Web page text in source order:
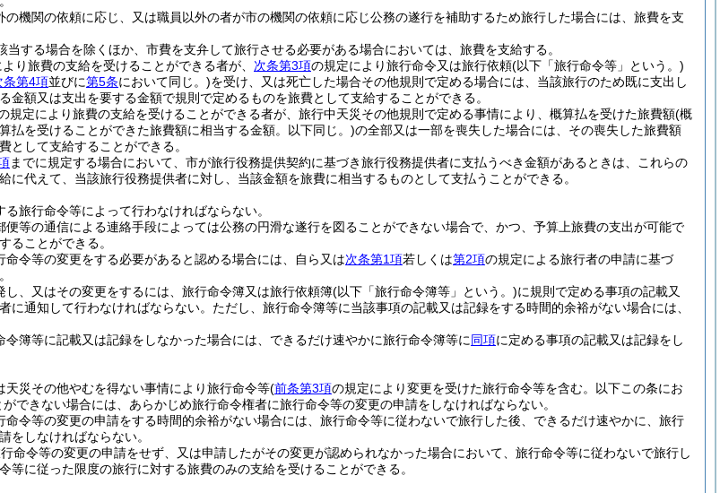
機関の依頼に応じ、又は職員以外の者が市の機関の依頼に応じ公務の遂行を補助するため旅行した場合には、旅費を支
当する場合を除くほか、市費を支弁して旅行させる必要がある場合においては、旅費を支給する。
り旅費の支給を受けることができる者が、 次条第3項の規定により旅行命令又は旅行依頼(以下「旅行命令等」という。)
条第4項並びに第5条において同じ。)を受け、又は死亡した場合その他規則で定める場合には、当該旅行のため既に支出し
金額又は支出を要する金額で規則で定めるものを旅費として支給することができる。
規定により旅費の支給を受けることができる者が、旅行中天災その他規則で定める事情により、概算払を受けた旅費額(概
払を受けることができた旅費額に相当する金額。以下同じ。)の全部又は一部を喪失した場合には、その喪失した旅費額
として支給することができる。
までに規定する場合において、市が旅行役務提供契約に基づき旅行役務提供者に支払うべき金額があるときは、これらの
に代えて、当該旅行役務提供者に対し、当該金額を旅費に相当するものとして支払うことができる。
旅行命令等によって行わなければならない。
等の通信による連絡手段によっては公務の円滑な遂行を図ることができない場合で、かつ、予算上旅費の支出が可能で
ることができる。
令等の変更をする必要があると認める場合には、自ら又は次条第1項若しくは第2項の規定による旅行者の申請に基づ
、又はその変更をするには、旅行命令簿又は旅行依頼簿(以下「旅行命令簿等」という。)に規則で定める事項の記載又
に通知して行わなければならない。 ただし、旅行命令簿等に当該事項の記載又は記録をする時間的余裕がない場合には、
令簿等に記載又は記録をしなかった場合には、できるだけ速やかに旅行命令簿等に同項に定める事項の記載又は記録をし
天災その他やむを得ない事情により旅行命令等(前条第3項の規定により変更を受けた旅行命令等を含む。以下この条にお
できない場合には、あらかじめ旅行命令権者に旅行命令等の変更の申請をしなければならない。
命令等の変更の申請をする時間的余裕がない場合には、旅行命令等に従わないで旅行した後、できるだけ速やかに、旅行
をしなければならない。
命令等の変更の申請をせず、又は申請したがその変更が認められなかった場合において、旅行命令等に従わないで旅行し
等に従った限度の旅行に対する旅費のみの支給を受けることができる。